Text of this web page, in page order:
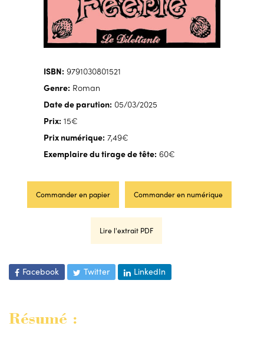
ISBN: 9791030801521
Genre: Roman
Date de parution: 05/03/2025
Prix: 15€
Prix numérique: 7,49€
Exemplaire du tirage de tête: 60€
Commander en papier Commander en numérique
Lire l'extrait PDF
Facebook Twitter LinkedIn
Résumé :